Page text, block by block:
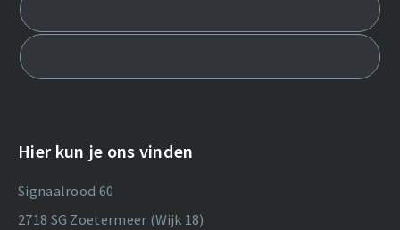
Hier kun je ons vinden
Signaalrood 60
2718 SG Zoetermeer (Wijk 18)